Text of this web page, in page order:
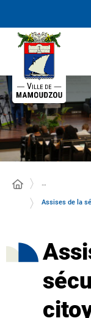
…
Assises de la